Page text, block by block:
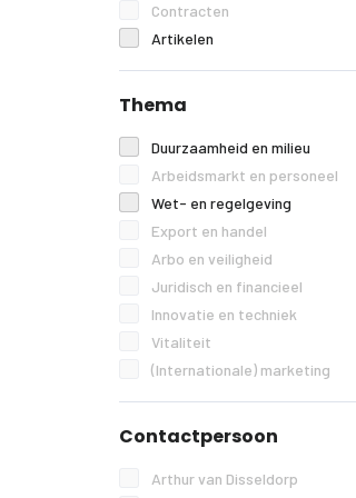
Contracten
Artikelen
Thema
Duurzaamheid en milieu
Arbeidsmarkt en personeel
Wet- en regelgeving
Export en handel
Arbo en veiligheid
Juridisch en financieel
Innovatie en techniek
Vitaliteit
(Internationale) marketing
Contactpersoon
Arthur van Disseldorp